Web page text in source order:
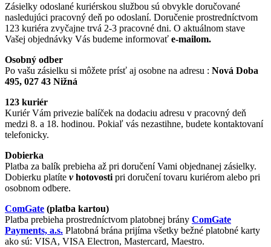
Zásielky odoslané kuriérskou službou sú obvykle doručované
nasledujúci pracovný deň po odoslaní. Doručenie prostredníctvom
123 kuriéra zvyčajne trvá 2-3 pracovné dni. O aktuálnom stave
Vašej objednávky Vás budeme informovať e-mailom.
Osobný odber
Po vašu zásielku si môžete prísť aj osobne na adresu : Nová Doba
495, 027 43 Nižná
123 kuriér
Kuriér Vám privezie balíček na dodaciu adresu v pracovný deň
medzi 8. a 18. hodinou. Pokiaľ vás nezastihne, budete kontaktovaní
telefonicky.
Dobierka
Platba za balík prebieha až pri doručení Vami objednanej zásielky.
Dobierku platíte vhotovosti pri doručení tovaru kuriérom alebo pri
osobnom odbere.
ComGate (platba kartou)
Platba prebieha prostredníctvom platobnej brány ComGate
Payments, a.s. Platobná brána prijíma všetky bežné platobné karty
ako sú: VISA, VISA Electron, Mastercard, Maestro.